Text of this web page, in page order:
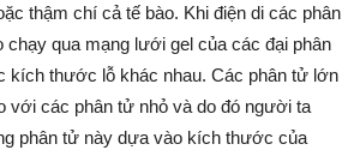
thậm chí cả tế bào. Khi điện di các phân
qua mạng lưới gel của các đại phân
kích thước lỗ khác nhau. Các phân tử lớn
với các phân tử nhỏ và do đó người ta
phân tử này dựa vào kích thước của